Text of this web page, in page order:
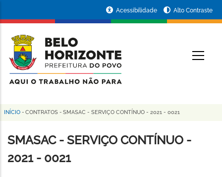
conteúdo
principal
da
Prefeitura
de
Horizonte
Acessibilidade Alto Contraste
Trilha
de
navegação
INÍCIO - CONTRATOS - SMASAC - SERVIÇO CONTÍNUO - 2021 - 0021
SMASAC - SERVIÇO CONTÍNUO -
2021 - 0021